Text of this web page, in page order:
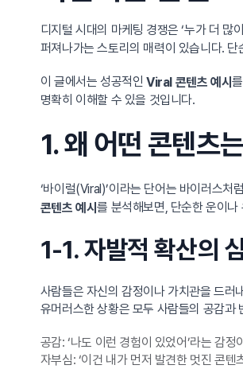
디지털 시대의 마케팅 경쟁은 ‘누가 더 많
퍼져나가는 스토리의 매력이 있습니다.
이 글에서는 성공적인 Viral 콘텐츠 예시
명확히 이해할 수 있을 것입니다.
1. 왜 어떤 콘텐츠
‘바이럴(Viral)’이라는 단어는 바이러스처
콘텐츠 예시를 분석해보면, 단순한 운이
1-1. 자발적 확산의
사람들은 자신의 감정이나 가치관을 드러
유머러스한 상황은 모두 사람들의 공감과
공감: ‘나도 이런 경험이 있었어’라는 감
자부심: ‘이건 내가 먼저 발견한 멋진 콘텐